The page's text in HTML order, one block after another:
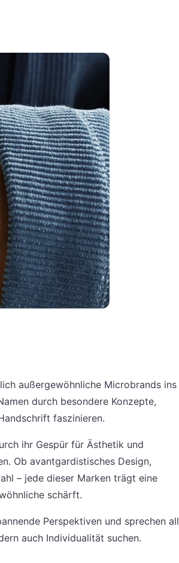
außergewöhnliche Microbrands ins
durch besondere Konzepte,
faszinieren.
ihr Gespür für Ästhetik und
Ob avantgardistisches Design,
– jede dieser Marken trägt eine
schärft.
Perspektiven und sprechen all
auch Individualität suchen.